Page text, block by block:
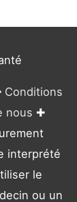
Conditions
nous ✚
interprété
le
ou un